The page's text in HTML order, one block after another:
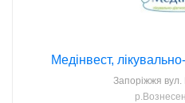
Медінвест,
Запоріжжя